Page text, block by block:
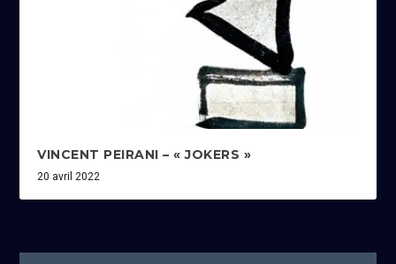
VINCENT PEIRANI – « JOKERS »
20 avril 2022